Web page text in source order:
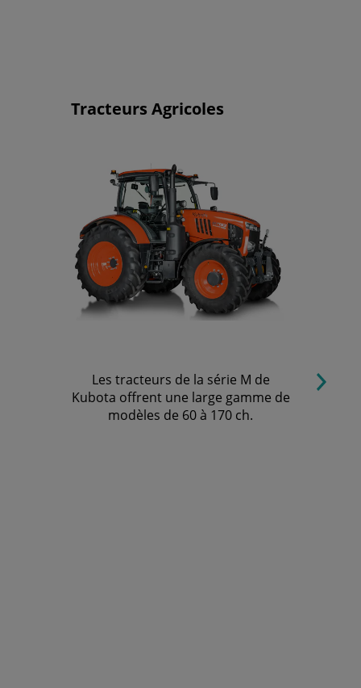
Tracteurs Agricoles
Les tracteurs de la série M de
Kubota offrent une large gamme de
modèles de 60 à 170 ch.